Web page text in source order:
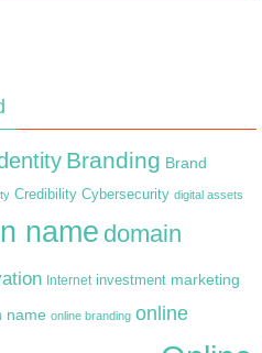
Branding Brand
Credibility Cybersecurity digital assets
name domain
Internet investment marketing
name online branding online